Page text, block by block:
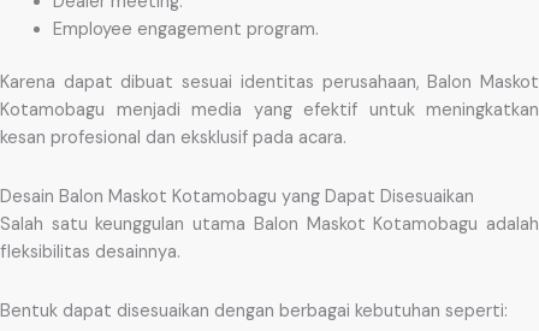
Employee engagement program.
Karena dapat dibuat sesuai identitas perusahaan, Balon Maskot
Kotamobagu menjadi media yang efektif untuk meningkatkan
kesan profesional dan eksklusif pada acara.
Desain Balon Maskot Kotamobagu yang Dapat Disesuaikan
Salah satu keunggulan utama Balon Maskot Kotamobagu adalah
fleksibilitas desainnya.
Bentuk dapat disesuaikan dengan berbagai kebutuhan seperti: